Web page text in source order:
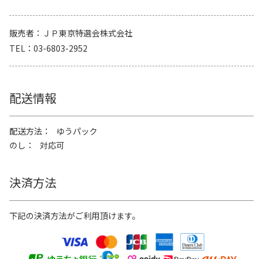
販売者
ＪＰ東京特選会株式会社
TEL
03-6803-2952
配送情報
配送方法
ゆうパック
のし
対応可
決済方法
下記の決済方法がご利用頂けます。